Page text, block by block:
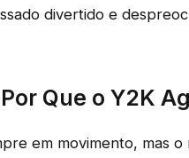
divertido e
Que o Y2K
em movimento, mas